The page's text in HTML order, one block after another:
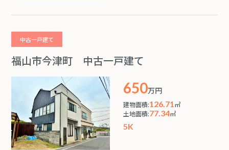
中古一戸建て
福山市今津町 中古一戸建て
650万円
建物面積:126.71㎡
土地面積:77.34㎡
5K